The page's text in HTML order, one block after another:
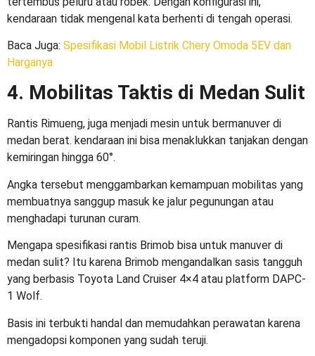
kendaraan tidak mengenal kata berhenti di tengah operasi.
Baca Juga: Spesifikasi Mobil Listrik Chery Omoda 5EV dan
Harganya
4. Mobilitas Taktis di Medan Sulit
Rantis Rimueng, juga menjadi mesin untuk bermanuver di
medan berat. kendaraan ini bisa menaklukkan tanjakan dengan
kemiringan hingga 60°.
Angka tersebut menggambarkan kemampuan mobilitas yang
membuatnya sanggup masuk ke jalur pegunungan atau
menghadapi turunan curam.
Mengapa spesifikasi rantis Brimob bisa untuk manuver di
medan sulit? Itu karena Brimob mengandalkan sasis tangguh
yang berbasis Toyota Land Cruiser 4×4 atau platform DAPC-
1 Wolf.
Basis ini terbukti handal dan memudahkan perawatan karena
mengadopsi komponen yang sudah teruji.